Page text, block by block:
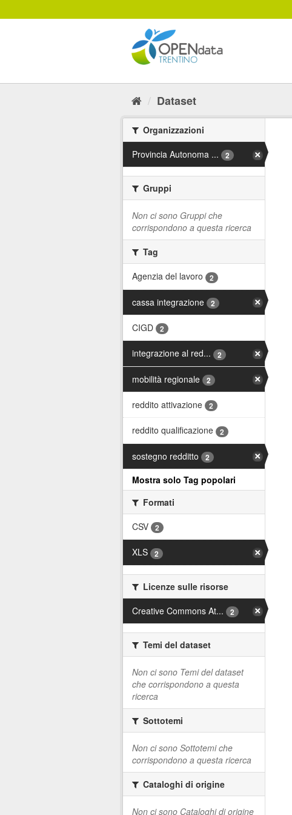
al
Dataset
Organizzazioni
Provincia Autonoma ...
2
Gruppi
Non ci sono Gruppi che
corrispondono a questa ricerca
Tag
Agenzia del lavoro
2
cassa integrazione 2
CIGD 2
integrazione al red... 2
mobilità regionale 2
reddito attivazione 2
reddito qualificazione 2
sostegno redditto 2
Mostra solo Tag popolari
Formati
CSV
2
XLS 2
Licenze sulle risorse
Creative Commons At...
2
Temi del dataset
Non ci sono Temi del dataset
che corrispondono a questa
ricerca
Sottotemi
Non ci sono Sottotemi che
corrispondono a questa ricerca
Cataloghi di origine
Non ci sono Cataloghi di origine